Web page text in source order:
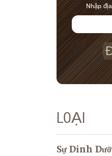
Nhập
LOẠI
Sự Dinh